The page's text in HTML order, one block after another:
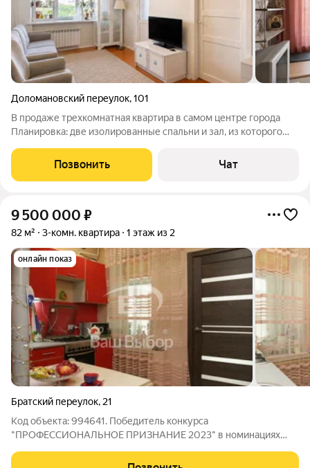
Доломановский переулок,101
В продаже трехкомнатная квартира в самом центре города
Планировка: две изолированные спальни и зал, из которого
кладовка, удобная прихожая. Отличное сочетание
центральной локации и тишины:
Позвонить Чат
9 500 000 ₽
82 м² 3-комн. квартира 1 этаж из 2
онлайн показ
Братский переулок, 21
Код объекта: 994641. Победитель конкурса
"ПРОФЕССИОНАЛЬНОЕ ПРИЗНАНИЕ 2023" в номинациях
ЖИЛЬЯ" и «ЛУЧШАЯ РЕГИОНАЛЬНАЯ РИЭЛТОРСКАЯ